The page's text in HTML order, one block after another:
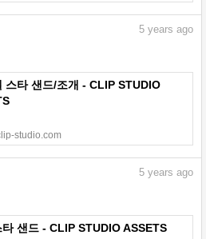
5 years ago
스타 샌드/조개 - CLIP STUDIO
studio.com
5 years ago
타 샌드 - CLIP STUDIO ASSETS